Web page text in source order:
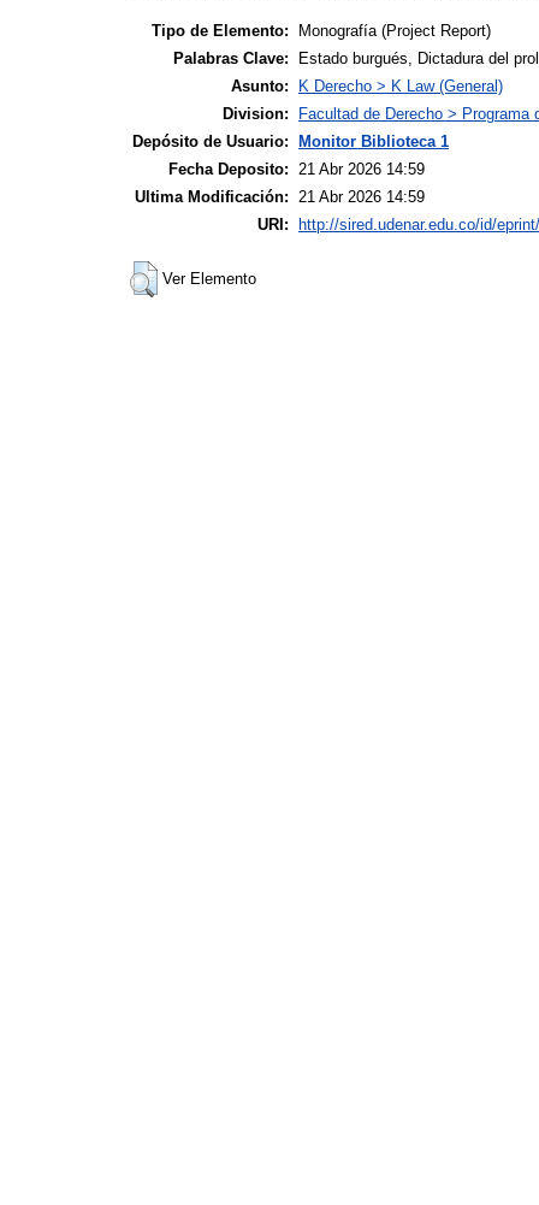
Tipo de Elemento:
Monografía (Project Report)
Palabras Clave:
Estado burgués, Dictadura del
Asunto:
K Derecho > K Law (General)
Division:
Facultad de Derecho > Programa
Depósito de Usuario: Monitor Biblioteca 1
Fecha Deposito:
21 Abr 2026 14:59
Ultima Modificación:
21 Abr 2026 14:59
URI: http://sired.udenar.edu.co/id/
Ver Elemento